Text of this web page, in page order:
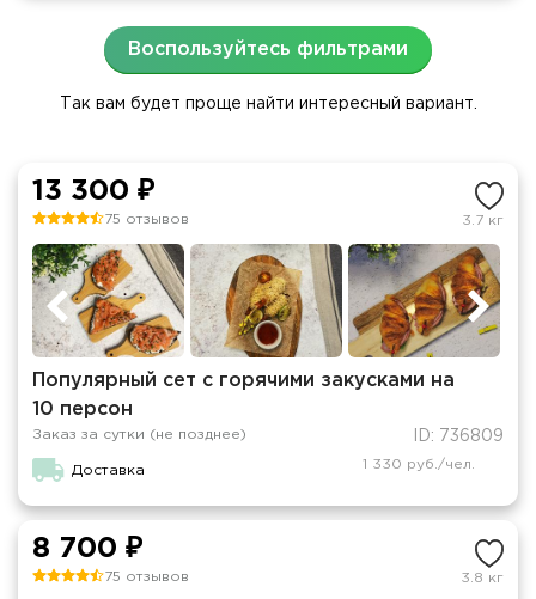
Воспользуйтесь фильтрами
Так вам будет проще найти интересный вариант.
13 300 ₽
75 отзывов 3.7 кг
Популярный сет с горячими закусками на
10 персон
Заказ за сутки (не позднее) ID: 736809
Доставка 1 330 руб./чел.
8 700 ₽
75 отзывов 3.8 кг